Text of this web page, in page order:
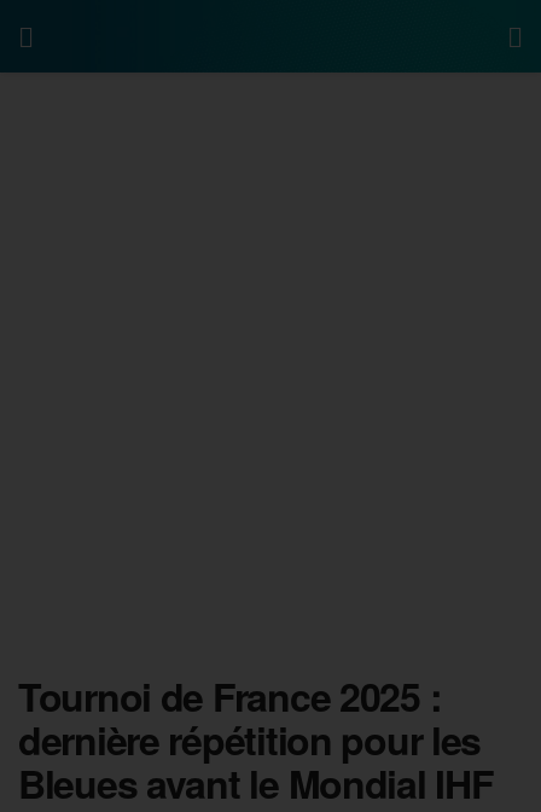
Tournoi de France 2025 :
dernière répétition pour les
Bleues avant le Mondial IHF